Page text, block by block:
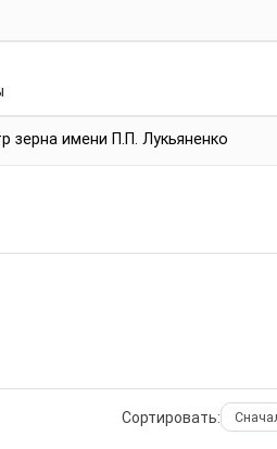
зерна имени П.П. Лукьяненко
Сортировать: